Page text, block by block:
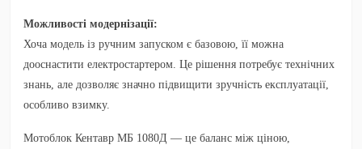
Можливості модернізації:
Хоча модель із ручним запуском є базовою, її можна
дооснастити електростартером. Це рішення потребує технічних
знань, але дозволяє значно підвищити зручність експлуатації,
особливо взимку.
Мотоблок Кентавр МБ 1080Д — це баланс між ціною,